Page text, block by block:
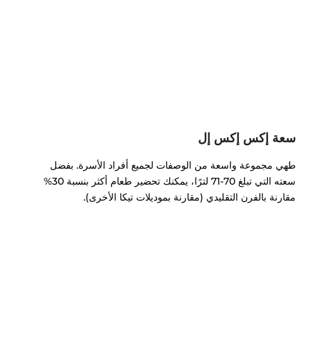
سعة إكس إكس إل
طهي مجموعة واسعة من الوصفات لجميع أفراد الأسرة. بفضل
سعته التي تبلغ 70-71 لترًا، يمكنك تحضير طعام أكثر بنسبة 30%
مقارنة بالفرن التقليدي (مقارنة بموديلات تيكا الأخرى).